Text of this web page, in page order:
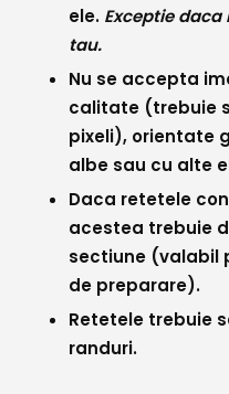
Rețete Video
Comunitatea
iCooking
Librărie
Adaugă o rețetă
Cum adăugăm o rețetă
Regulament de postare
CONCURS
ele. Exceptie
tau.
Nu se accepta
calitate (trebuie
pixeli), orientate
albe sau cu alte
Daca retetele
acestea trebuie
sectiune (valabil
de preparare).
Retetele trebuie
randuri.